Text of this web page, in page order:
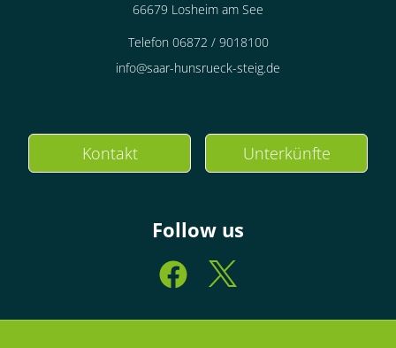
66679 Losheim am See
Telefon 06872 / 9018100
info@saar-hunsrueck-steig.de
Kontakt Unterkünfte
Follow us